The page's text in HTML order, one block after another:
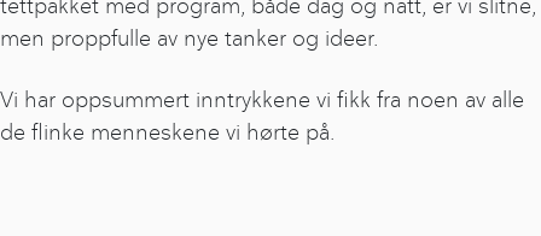
men proppfulle av nye tanker og ideer.
Vi har oppsummert inntrykkene vi fikk fra noen av alle
de flinke menneskene vi hørte på.